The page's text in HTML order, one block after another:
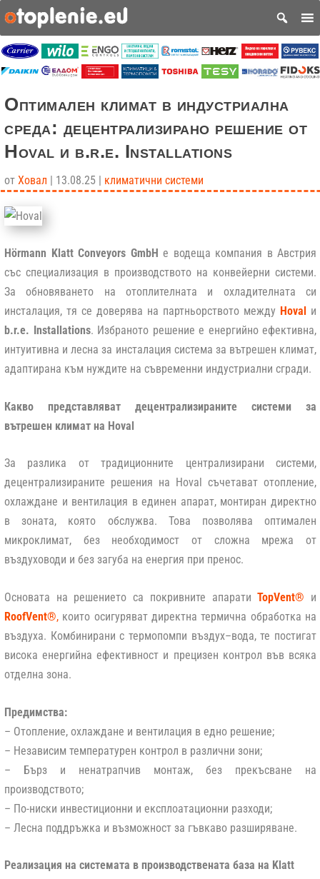
Оптимален климат в индустриална
среда: децентрализирано решение от
Hoval и b.r.e. Installations
от Ховал | 13.08.25 | климатични системи
Hörmann Klatt Conveyors GmbH е водеща компания в Австрия
със специализация в производството на конвейерни системи.
За обновяването на отоплителната и охладителната си
инсталация, тя се доверява на партньорството между Hoval
и
b.r.e. Installations. Избраното решение е енергийно ефективна,
интуитивна и лесна за инсталация система за вътрешен климат,
адаптирана към нуждите на съвременни индустриални сгради.
Какво представляват децентрализираните системи за
вътрешен климат на Hoval
За разлика от традиционните централизирани системи,
децентрализираните решения на Hoval съчетават отопление,
охлаждане и вентилация в единен апарат, монтиран директно
в зоната, която обслужва. Това позволява оптимален
микроклимат, без необходимост от сложна мрежа от
въздуховоди и без загуба на енергия при пренос.
Основата на решението са покривните апаратиTopVent® и
RoofVent®, които осигуряват директна термична обработка на
въздуха. Комбинирани с термопомпи въздух–вода, те постигат
висока енергийна ефективност и прецизен контрол във всяка
отделна зона.
Предимства:
– Отопление, охлаждане и вентилация в едно решение;
– Независим температурен контрол в различни зони;
– Бърз и ненатрапчив монтаж, без прекъсване на
производството;
– По-ниски инвестиционни и експлоатационни разходи;
– Лесна поддръжка и възможност за гъвкаво разширяване.
Реализация на системата в производствената база на Klatt